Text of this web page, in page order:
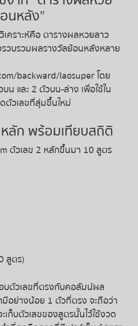
นหลัง”
คราะห์คือ ตารางผลหวยลาว
วบรวมผลรางวัลย้อนหลังหลาย
backward/laosuper โดย
น และ 2 ตัวบน-ล่าง เพื่อใช้ใน
ตัวเลขที่สุ่มขึ้นใหม่
ลัก พร้อมเทียบสถิติ
ตัวเลข 2 หลักขึ้นมา 10 สูตร
สูตร)
บตัวเลขที่ตรงกับคอลัมน์ผล
มีอย่างน้อย 1 ตัวที่ตรง จะถือว่า
เก็บตัวเลขของสูตรนั้นไว้ใช้งวด